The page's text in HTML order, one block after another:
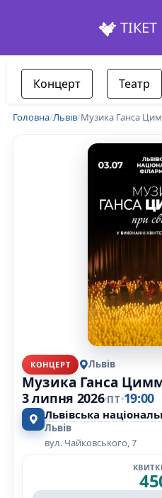
ТІКЕТ
Концерт Театр
Головна/Львів/Музика Ганса
КОНЦЕРТ Львів
Музика Ганса
3 липня 2026 ПТ 19:00
Львівська
Львів
вул. Чайковського, 7